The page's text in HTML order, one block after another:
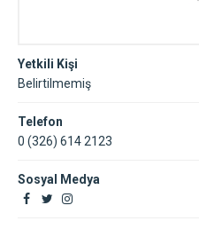
Yetkili Kişi
Belirtilmemiş
Telefon
0 (326) 614 2123
Sosyal Medya